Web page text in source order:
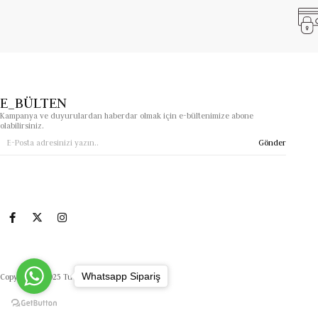
E_BÜLTEN
Kampanya ve duyurulardan haberdar olmak için e-bültenimize abone
olabilirsiniz.
Gönder
Copyright© 2025 Tuanasimgeoptik.com
Whatsapp Sipariş